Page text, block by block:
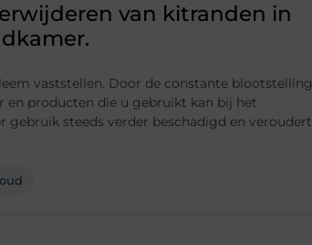
van kitranden in
vaststellen. Door de constante blootstelling
en producten die u gebruikt kan bij het
gebruik steeds verder beschadigd en veroudert